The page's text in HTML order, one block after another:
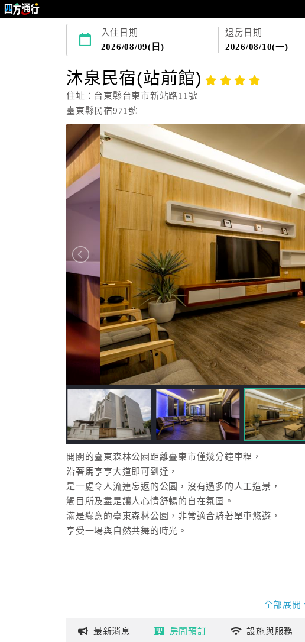
入住日期
2026/08/09(日)
退房日期
2026/08/10(一)
沐泉民宿(站前館)
住址：台東縣台東市新站路11號
臺東縣民宿971號｜
開闊的臺東森林公園距離臺東市僅幾分鐘車程，
沿著馬亨亨大道即可到達，
是一處令人流連忘返的公園，沒有過多的人工造景，
觸目所及盡是讓人心情舒暢的自在氛圍。
滿是綠意的臺東森林公園，非常適合騎著單車悠遊，
享受一場與自然共舞的時光。
全部展開
最新消息 房間預訂 設施與服務